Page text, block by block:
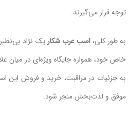
توجه قرار می‌گیرند.
به طور کلی،اسب عرب شکار یک نژاد
خاص خود، همواره جایگاه ویژه‌ای در میان
به جزئیات در مراقبت، خرید و فروش این
موفق و لذت‌بخش منجر شود.